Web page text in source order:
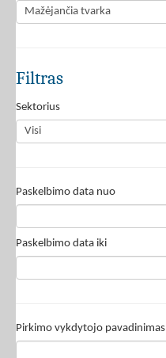
Filtras
Sektorius
Paskelbimo data nuo
Paskelbimo data iki
Pirkimo vykdytojo pavadinimas